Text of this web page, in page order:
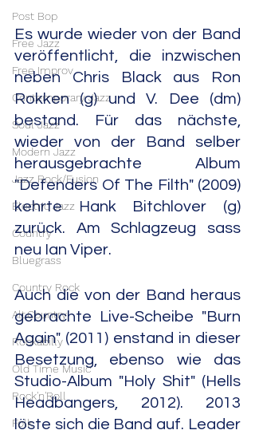
Post Bop
Free Jazz
Free Improv
Contemporary Jazz
Soul Jazz
Modern Jazz
Jazz Rock/Fusion
Electric Jazz
Country
Bluegrass
Country Rock
Alt.Country
Rockabilly
Old Time Music
Rock'n'Roll
Folk
Es wurde wieder von der Band
veröffentlicht, die inzwischen
neben Chris Black aus Ron
Rokken (g) und V. Dee (dm)
bestand. Für das nächste,
wieder von der Band selber
herausgebrachte Album
"Defenders Of The Filth" (2009)
kehrte Hank Bitchlover (g)
zurück. Am Schlagzeug sass
neu Ian Viper.
Auch die von der Band heraus
gebrachte Live-Scheibe "Burn
Again" (2011) enstand in dieser
Besetzung, ebenso wie das
Studio-Album "Holy Shit" (Hells
Headbangers, 2012). 2013
löste sich die Band auf. Leader